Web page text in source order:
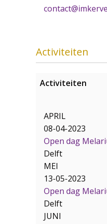
Activiteiten
Activiteiten
APRIL
08-04-2023
Open dag
Delft
MEI
13-05-2023
Open dag
Delft
JUNI